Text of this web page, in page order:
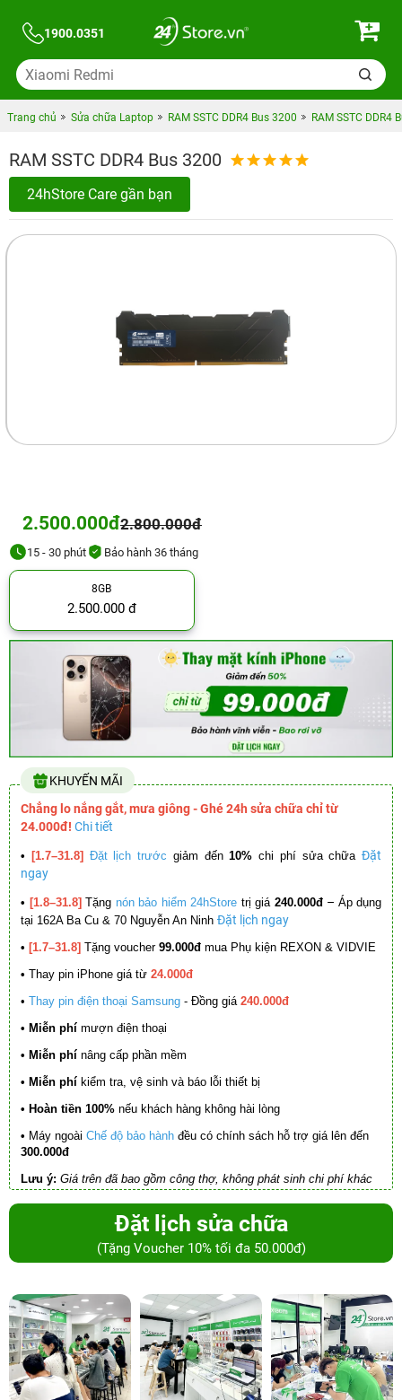
1900.0351
Trang chủ Sửa chữa Laptop RAM SSTC DDR4 Bus 3200 RAM SSTC DDR4
RAM SSTC DDR4 Bus 3200
24hStore Care gần bạn
2.500.000đ2.800.000đ
15 - 30 phút Bảo hành 36 tháng
8GB
2.500.000 đ
KHUYẾN MÃI
Chẳng lo nắng gắt, mưa giông - Ghé 24h sửa chữa chỉ từ
24.000đ! Chi tiết
• [1.7–31.8] Đặt lịch trước giảm đến10% chi phí sửa chữa Đặt
ngay
• [1.8–31.8] Tặng nón bảo hiểm 24hStore trị giá 240.000đ – Áp dụng
tại 162A Ba Cu & 70 Nguyễn An Ninh Đặt lịch ngay
• [1.7–31.8] Tặng voucher 99.000đ mua Phụ kiện REXON & VIDVIE
• Thay pin iPhone giá từ 24.000đ
• Thay pin điện thoại Samsung - Đồng giá 240.000đ
• Miễn phí mượn điện thoại
• Miễn phí nâng cấp phần mềm
• Miễn phí kiểm tra, vệ sinh và báo lỗi thiết bị
• Hoàn tiền 100% nếu khách hàng không hài lòng
• Máy ngoài Chế độ bảo hành đều có chính sách hỗ trợ giá lên đến
300.000đ
Lưu ý: Giá trên đã bao gồm công thợ, không phát sinh chi phí khác
Đặt lịch sửa chữa
(Tặng Voucher 10% tối đa 50.000đ)